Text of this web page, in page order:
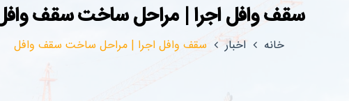
سقف وافل اجرا | مراحل ساخت سقف
خانه اخبار سقف وافل اجرا | مراحل ساخت سقف وافل